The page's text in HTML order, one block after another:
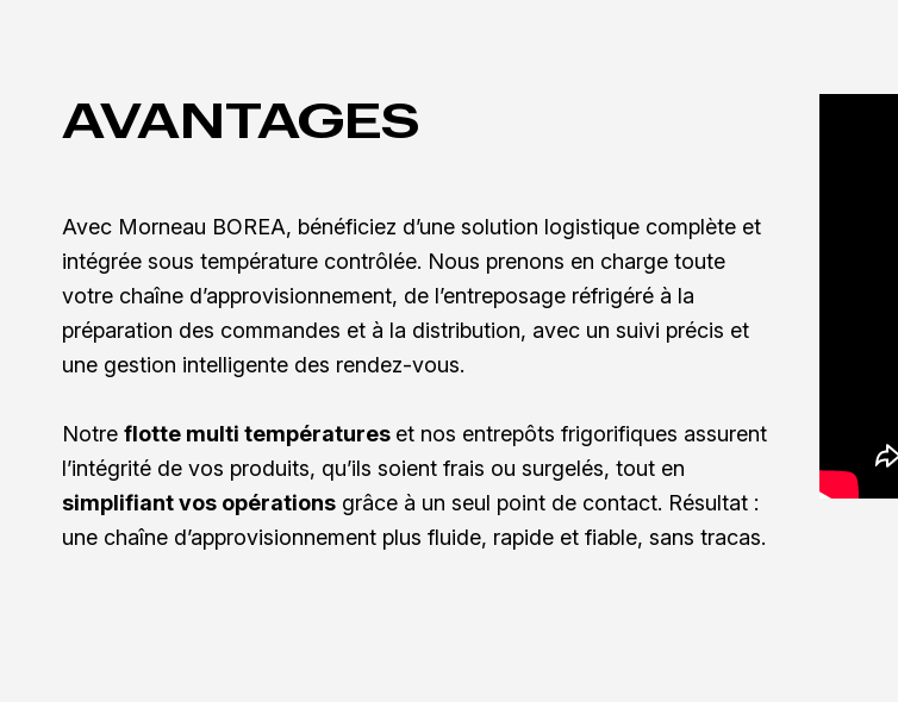
AVANTAGES
Avec Morneau BOREA, bénéficiez d’une solution logistique complète et
intégrée sous température contrôlée. Nous prenons en charge toute
votre chaîne d’approvisionnement, de l’entreposage réfrigéré à la
préparation des commandes et à la distribution, avec un suivi précis et
une gestion intelligente des rendez-vous.
Notre flotte multi températures et nos entrepôts frigorifiques assurent
l’intégrité de vos produits, qu’ils soient frais ou surgelés, tout en
simplifiant vos opérations grâce à un seul point de contact. Résultat :
une chaîne d’approvisionnement plus fluide, rapide et fiable, sans tracas.